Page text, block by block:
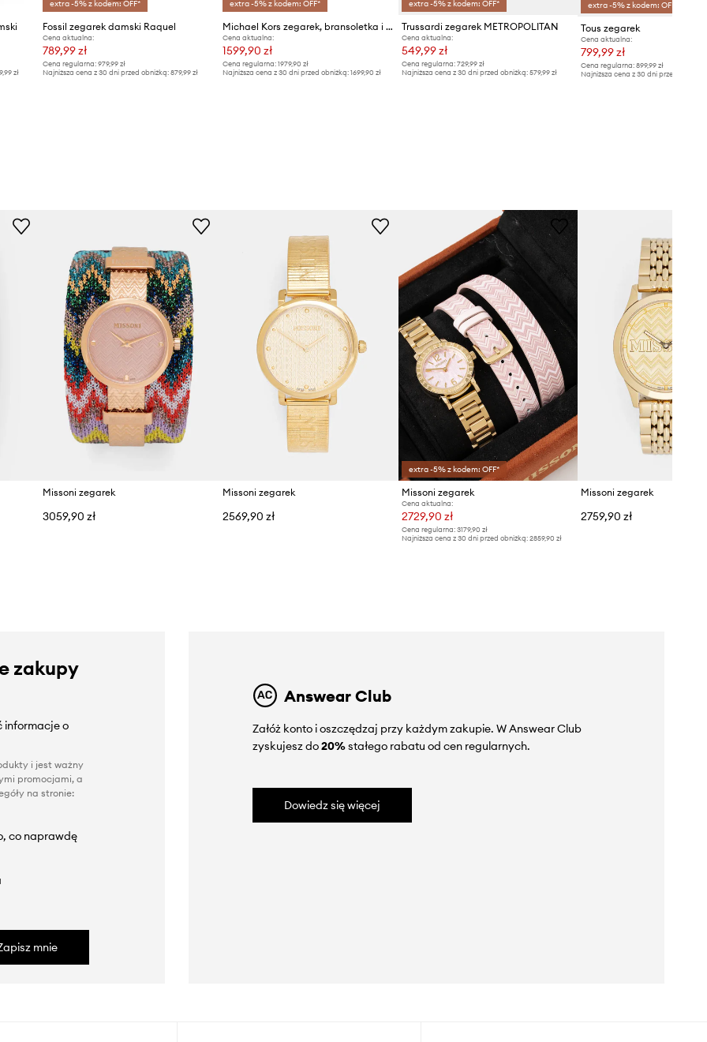
zł
extra -5% z kodem: OFF*
Fossil zegarek damski Raquel
Cena aktualna:
789,99 zł
Cena regularna: 979,99 zł
Najniższa cena z 30 dni przed obniżką: 879,99 zł
extra -5% z kodem: OFF*
Michael Kors zegarek, bransoletka i kolczyki
Cena aktualna:
1599,90 zł
Cena regularna: 1979,90 zł
Najniższa cena z 30 dni przed obniżką: 1699,90 zł
extra -5% z kodem: OFF*
Trussardi zegarek METROPOLITAN
Cena aktualna:
549,99 zł
Cena regularna:729,99 zł
Najniższa cena z 30 dni przed obniżką:579,99 zł
extra -5% z kodem: OFF*
Tous zegarek
Cena aktualna:
799,99 zł
Cena regularna: 899,99 zł
Najniższa cena z 30 dni przed obniżką:
Missoni zegarek
3059,90 zł
Missoni zegarek
2569,90 zł
extra -5% z kodem: OFF*
Missoni zegarek
Cena aktualna:
2729,90 zł
Cena regularna:3179,90 zł
Najniższa cena z 30 dni przed obniżką:2859,90 zł
Missoni zegarek
2759,90 zł
zakupy
informacje o
i jest ważny
promocjami, a
na stronie:
co naprawdę
mnie
Answear Club
Załóż konto i oszczędzaj przy każdym zakupie. W Answear Club
zyskujesz do20%stałego rabatu od cen regularnych.
Dowiedz się więcej